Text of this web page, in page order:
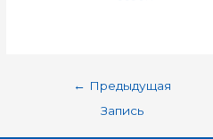
← Предыдущая
Запись